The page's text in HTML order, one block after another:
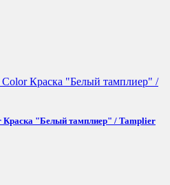
Краска "Белый тамплиер" / Tamplier